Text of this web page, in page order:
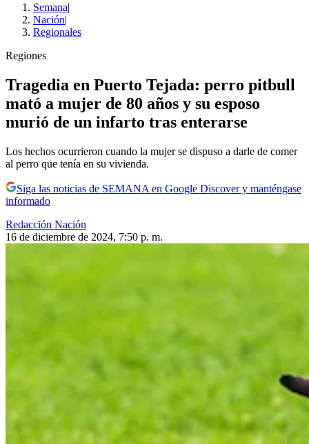
Semana|
Nación|
Regionales
Regiones
Tragedia en Puerto Tejada: perro pitbull
mató a mujer de 80 años y su esposo
murió de un infarto tras enterarse
Los hechos ocurrieron cuando la mujer se dispuso a darle de comer
al perro que tenía en su vivienda.
Siga las noticias de SEMANA en Google Discover y manténgase
informado
Redacción Nación
16 de diciembre de 2024, 7:50 p. m.